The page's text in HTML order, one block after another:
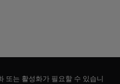
또는 활성화가 필요할 수 있습니